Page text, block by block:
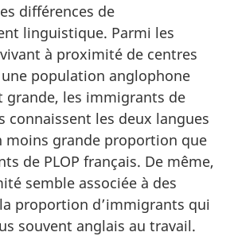
différences de
linguistique. Parmi les
à proximité de centres
population anglophone
grande, les immigrants de
connaissent les deux langues
moins grande proportion que
de PLOP français. De même,
semble associée à des
proportion d’immigrants qui
souvent anglais au travail.